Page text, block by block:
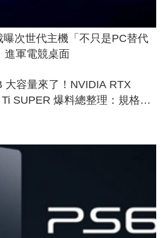
次世代主機「不只是PC替代
進軍電競桌面
大容量來了！NVIDIA RTX
SUPER 爆料總整理：規格、
上市時間